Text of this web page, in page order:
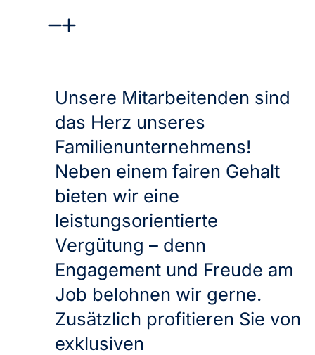
Unsere Mitarbeitenden sind
das Herz unseres
Familienunternehmens!
Neben einem fairen Gehalt
bieten wir eine
leistungsorientierte
Vergütung – denn
Engagement und Freude am
Job belohnen wir gerne.
Zusätzlich profitieren Sie von
exklusiven